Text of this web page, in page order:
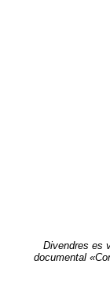
Divendres es
documental